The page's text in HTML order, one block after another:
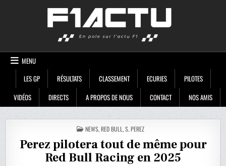
MENU
LES GP
RÉSULTATS CLASSEMENT ECURIES
PILOTES
VIDÉOS
DIRECTS A PROPOS DE NOUS CONTACT NOS AMIS
POSTED
IN
NEWS,RED BULL,S. PEREZ
Perez pilotera tout de même pour
Red Bull Racing en 2025